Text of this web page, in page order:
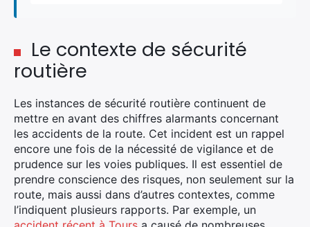
Le contexte de sécurité
routière
Les instances de sécurité routière continuent de
mettre en avant des chiffres alarmants concernant
les accidents de la route. Cet incident est un rappel
encore une fois de la nécessité de vigilance et de
prudence sur les voies publiques. Il est essentiel de
prendre conscience des risques, non seulement sur la
route, mais aussi dans d’autres contextes, comme
l’indiquent plusieurs rapports. Par exemple, un